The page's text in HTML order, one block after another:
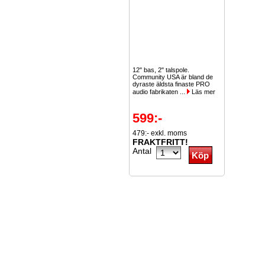
12" bas, 2" talspole.
Community USA är bland de
dyraste äldsta finaste PRO
audio fabrikaten ...
Läs mer
599:-
479:- exkl. moms
FRAKTFRITT!
Antal